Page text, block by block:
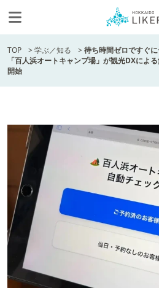
TOP >学ぶ／知る >待ち時間ゼロですぐ
「百人浜オートキャンプ場」が観光DXによ
開始